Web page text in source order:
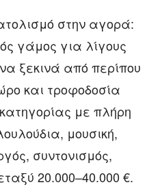
στην αγορά:
γάμος για λίγους
ξεκινά από περίπου
και τροφοδοσία
με πλήρη
μουσική,
συντονισμός,
20.000–40.000 €.